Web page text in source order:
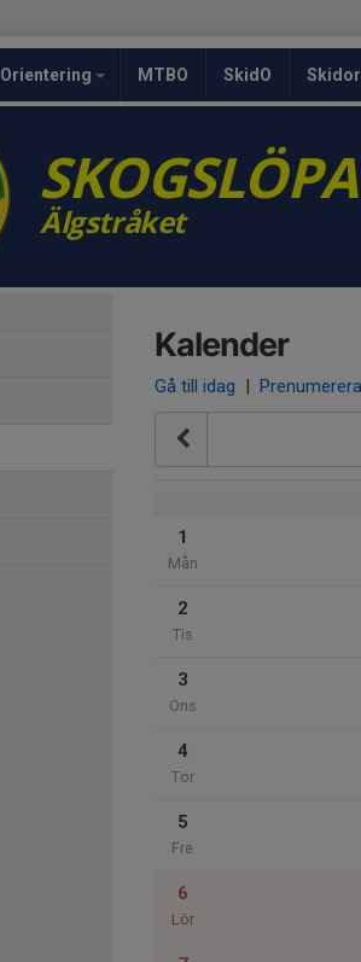
Orientering MTBO SkidO Skidor
Älgstråket
Kalender
Gå till idag | Prenumerera
1
Mån
2
Tis
3
Ons
4
Tor
5
Fre
6
Lör